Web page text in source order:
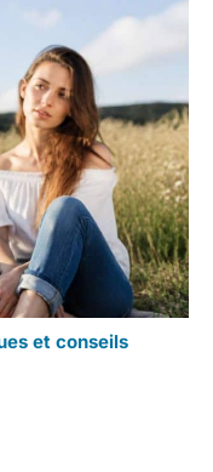
et conseils